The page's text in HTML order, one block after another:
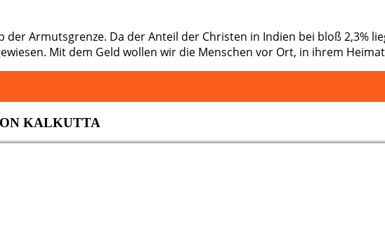
Armutsgrenze. Da der Anteil der Christen in Indien bei bloß 2,3%
Mit dem Geld wollen wir die Menschen vor Ort, in ihrem
KALKUTTA